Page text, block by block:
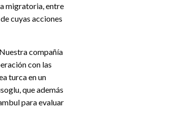
migratoria, entre
cuyas acciones
compañía
con las
turca en un
que además
para evaluar